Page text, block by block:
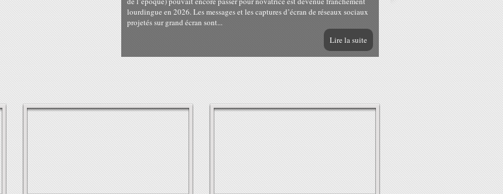
lourdingue en 2026. Les messages et les captures d’écran de réseaux sociaux
projetés sur grand écran sont...
Lire la suite